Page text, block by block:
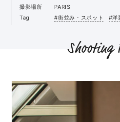
撮影場所
PARIS
Tag
#街並み・スポット #洋
Shooting